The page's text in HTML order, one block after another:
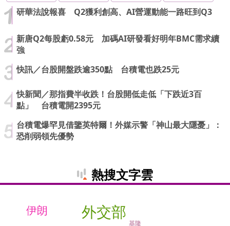
研華法說報喜 Q2獲利創高、AI營運動能一路旺到Q3
新唐Q2每股虧0.58元 加碼AI研發看好明年BMC需求續
強
快訊／台股開盤跌逾350點 台積電也跌25元
快新聞／那指費半收跌！台股開低走低「下跌近3百
點」 台積電開2395元
台積電爆罕見借鑒英特爾！外媒示警「神山最大隱憂」：
恐削弱領先優勢
熱搜文字雲
基隆
伊朗 外交部